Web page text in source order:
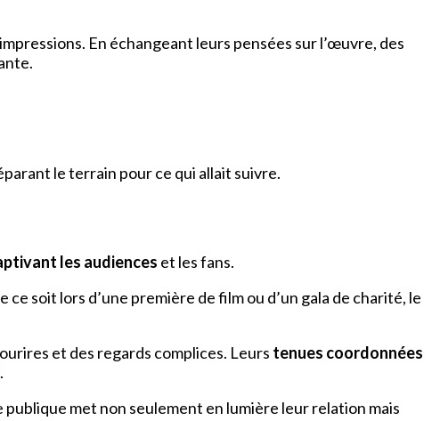
En échangeant leurs pensées sur l’œuvre, des
le terrain pour ce qui allait suivre.
les audiences et les fans.
ce soit lors d’une première de film ou d’un gala de charité, le
et des regards complices. Leurs tenues coordonnées
met non seulement en lumière leur relation mais